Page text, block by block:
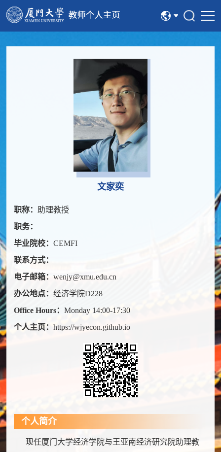
文家奕
职称： 助理教授
职务：
毕业院校：CEMFI
联系方式：
电子邮箱：wenjy@xmu.edu.cn
办公地点：经济学院D228
Office Hours：Monday 14:00-17:30
个人主页：https://wjyecon.github.io
个人简介
现任厦门大学经济学院与王亚南经济研究院助理教